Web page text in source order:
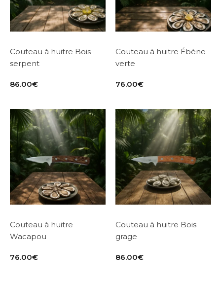
Couteau à huitre Bois
serpent
86.00€
Couteau à huitre Ébène
verte
76.00€
Couteau à huitre
Wacapou
76.00€
Couteau à huitre Bois
grage
86.00€